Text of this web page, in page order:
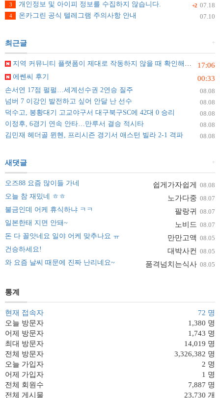
+2 07.18
3
개인정보 및 아이피 정보를 수집하지 않습니다.
07.10
4 온카그린 공식 텔레그램 주의사항 안내
+
최근글
17:06
지역 커뮤니티 플랫폼이 제대로 작동하지 않을 때 확인해야 할 것들
00:33
에쎈씨 후기
08.08
손서연 17점 펄펄…세계선수권 2연승 질주
08.08
넘버 7 이강인 발전하고 싶어 안달 난 선수
08.08
덕수고, 봉황대기 고교야구서 대구북구SC에 42대 0 승리
08.08
이정후, 6경기 연속 안타…만루서 결승 적시타
08.08
김민재 헤더골 뮌헨, 프리시즌 경기서 애스턴 빌라 2-1 격파
+
새댓글
쉽게가자쉽게 08.08
오즈88 요즘 많이들 가네
노가다중 08.07
오늘 참 재밌네 ㅎㅎ
팔랑귀 08.07
불금인데 어케 휴식하냐 ㅋㅋ
노비드 08.07
일본한태 지면 안돼~
만만고액 08.05
돈 다 꼴앗네요 일야 어케 맞추나요 ㅠ
대박사컨 08.05
건승하세요!
품격넘치는식사 08.05
와 요즘 날씨 때문에 진짜 난리네요~
통계
현재 접속자
72 명
오늘 방문자
1,380 명
어제 방문자
1,743 명
최대 방문자
14,019 명
전체 방문자
3,326,382 명
오늘 가입자
2 명
어제 가입자
1 명
전체 회원수
7,887 명
전체 게시물
23,730 개